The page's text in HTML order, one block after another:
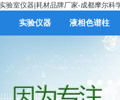
实验仪器 液相色谱柱